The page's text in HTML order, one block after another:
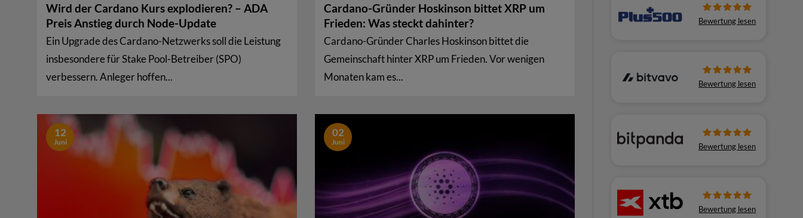
Wird der Cardano Kurs explodieren? – ADA
Preis Anstieg durch Node-Update
Ein Upgrade des Cardano-Netzwerks soll die Leistung
insbesondere für Stake Pool-Betreiber (SPO)
verbessern. Anleger hoffen...
Cardano-Gründer Hoskinson bittet XRP um
Frieden: Was steckt dahinter?
Cardano-Gründer Charles Hoskinson bittet die
Gemeinschaft hinter XRP um Frieden. Vor wenigen
Monaten kam es...
12
Juni
02
Juni
Bewertung lesen
Bewertung lesen
Bewertung lesen
Bewertung lesen